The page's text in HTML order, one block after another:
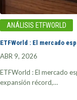
ANÁLISIS ETFWORLD
ETFWorld : El mercado
ABR 9, 2026
ETFWorld : El mercado
expansión récord,…